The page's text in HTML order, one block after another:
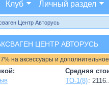
Клуб Личный раздел
Центр Авторусь
ЦЕНТР АВТОРУСЬ
на аксессуары и
Средняя
ТО-1(8):